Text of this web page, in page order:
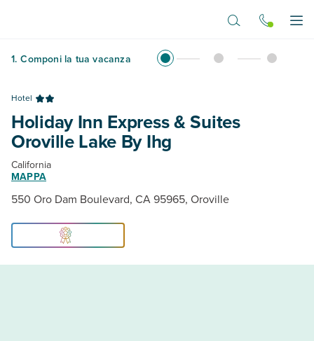
1. Componi la tua vacanza
Hotel
Holiday Inn Express & Suites
Oroville Lake By Ihg
California
MAPPA
550 Oro Dam Boulevard, CA 95965, Oroville